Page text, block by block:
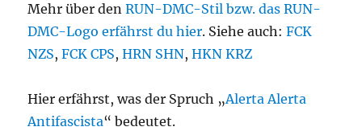
Mehr über denRUN-DMC-Stil bzw. das RUN-
DMC-Logo erfährst du hier. Siehe auch:FCK
NZS,FCK CPS,HRN SHN,HKN KRZ
Hier erfährst, was der Spruch „Alerta Alerta
Antifascista“ bedeutet.